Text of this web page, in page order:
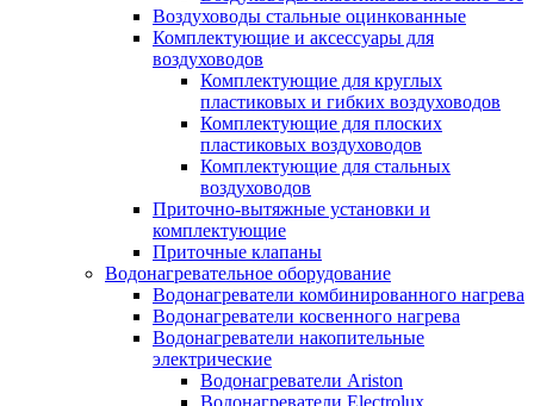
Воздуховоды стальные оцинкованные
Комплектующие и аксессуары для
воздуховодов
Комплектующие для круглых
пластиковых и гибких воздуховодов
Комплектующие для плоских
пластиковых воздуховодов
Комплектующие для стальных
воздуховодов
Приточно-вытяжные установки и
комплектующие
Приточные клапаны
Водонагревательное оборудование
Водонагреватели комбинированного нагрева
Водонагреватели косвенного нагрева
Водонагреватели накопительные
электрические
Водонагреватели Ariston